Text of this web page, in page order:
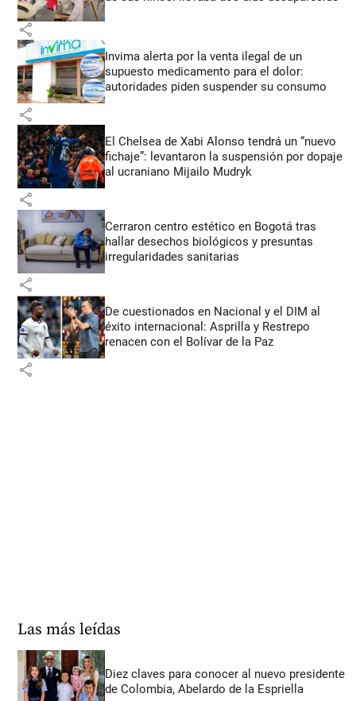
share
Invima alerta por la venta ilegal de un
supuesto medicamento para el dolor:
autoridades piden suspender su consumo
share
El Chelsea de Xabi Alonso tendrá un “nuevo
fichaje”: levantaron la suspensión por dopaje
al ucraniano Mijailo Mudryk
share
Cerraron centro estético en Bogotá tras
hallar desechos biológicos y presuntas
irregularidades sanitarias
share
De cuestionados en Nacional y el DIM al
éxito internacional: Asprilla y Restrepo
renacen con el Bolívar de la Paz
share
Las más leídas
Diez claves para conocer al nuevo presidente
de Colombia, Abelardo de la Espriella